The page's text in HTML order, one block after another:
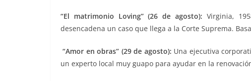
“El matrimonio Loving” (26 de agosto): Virginia,
desencadena un caso que llega a la Corte Suprema.
“Amor en obras” (29 de agosto): Una ejecutiva
un experto local muy guapo para ayudar en la